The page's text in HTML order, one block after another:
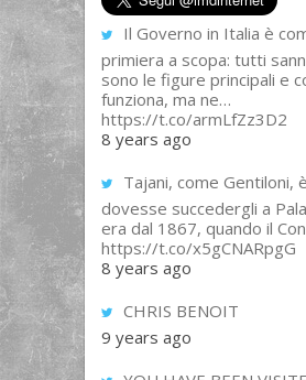
Il Governo in Italia è
primiera a scopa: tutti
sono le figure principali e
funziona, ma ne…
https://t.co/armLfZz3D2
8 years ago
Tajani, come Gentiloni,
dovesse succedergli a
era dal 1867, quando il
https://t.co/x5gCNARpgG
8 years ago
CHRIS BENOIT
9 years ago